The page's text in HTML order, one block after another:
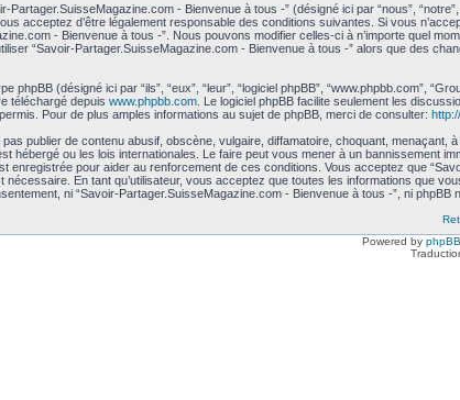
Partager.SuisseMagazine.com - Bienvenue à tous -” (désigné ici par “nous”,
acceptez d’être légalement responsable des conditions suivantes. Si vous
- Bienvenue à tous -”. Nous pouvons modifier celles-ci à n’importe quel
“Savoir-Partager.SuisseMagazine.com - Bienvenue à tous -” alors que des
phpBB (désigné ici par “ils”, “eux”, “leur”, “logiciel phpBB”, “www.phpbb.com”,
téléchargé depuis www.phpbb.com. Le logiciel phpBB facilite seulement les
Pour de plus amples informations au sujet de phpBB, merci de consulter:
publier de contenu abusif, obscène, vulgaire, diffamatoire, choquant,
hébergé ou les lois internationales. Le faire peut vous mener à un bannissement
enregistrée pour aider au renforcement de ces conditions. Vous acceptez que
nécessaire. En tant qu’utilisateur, vous acceptez que toutes les informations que
ni “Savoir-Partager.SuisseMagazine.com - Bienvenue à tous -”, ni
Powered by phpBB